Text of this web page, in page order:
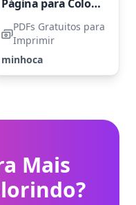
Página para Colorir de Elefante e Minhoca
PDFs Gratuitos para
Imprimir
minhoca
Mais